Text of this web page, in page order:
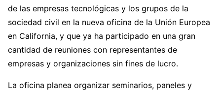
de las empresas tecnológicas y los grupos de la
sociedad civil en la nueva oficina de la Unión Europea
en California, y que ya ha participado en una gran
cantidad de reuniones con representantes de
empresas y organizaciones sin fines de lucro.
La oficina planea organizar seminarios, paneles y